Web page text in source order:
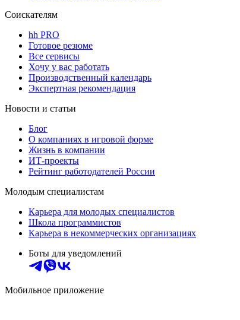
Соискателям
hh PRO
Готовое резюме
Все сервисы
Хочу у вас работать
Производственный календарь
Экспертная рекомендация
Новости и статьи
Блог
О компаниях в игровой форме
Жизнь в компании
ИТ-проекты
Рейтинг работодателей России
Молодым специалистам
Карьера для молодых специалистов
Школа программистов
Карьера в некоммерческих организациях
Боты для уведомлений
Мобильное приложение